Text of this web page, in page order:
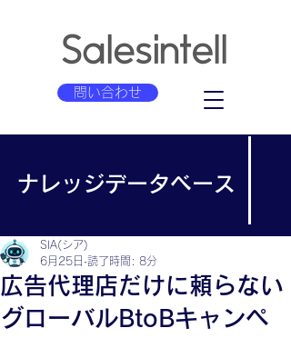
問い合わせ
ナレッジデータベース
広告代理店だけに頼らない
グローバルBtoBキャンペ
SIA(シア)
6月25日 読了時間: 8分